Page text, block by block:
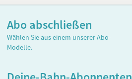
Abo abschließen
Wählen Sie aus einem unserer Abo-
Modelle.